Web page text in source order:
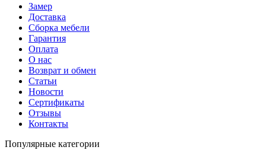
Замер
Доставка
Сборка мебели
Гарантия
Оплата
О нас
Возврат и обмен
Статьи
Новости
Сертификаты
Отзывы
Контакты
Популярные категории